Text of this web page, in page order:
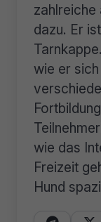
zahlreiche
dazu. Er
wie er
wie das
Freizeit
Hund